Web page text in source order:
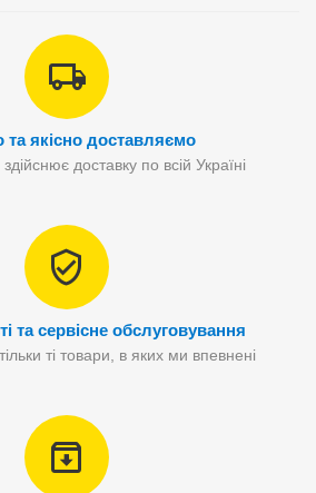
якісно доставляємо
доставку по всій Україні
та сервісне обслуговування
ті товари, в яких ми впевнені